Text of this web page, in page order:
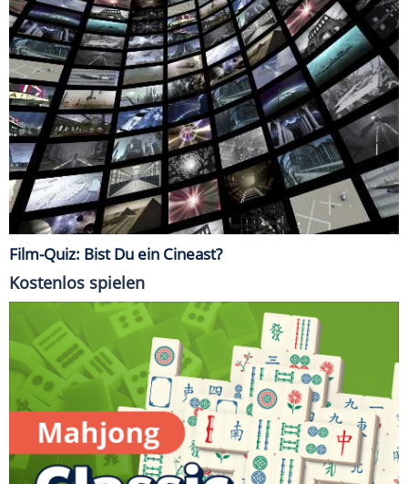
Film-Quiz: Bist Du ein Cineast?
Kostenlos spielen